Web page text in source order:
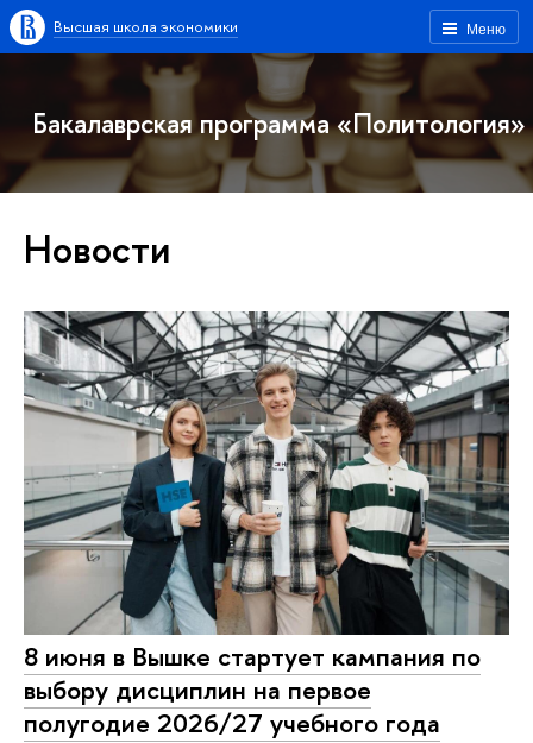
Меню
Высшая школа экономики
Бакалаврская программа «Политология»
Новости
8 июня в Вышке стартует кампания по
выбору дисциплин на первое
полугодие 2026/27 учебного года